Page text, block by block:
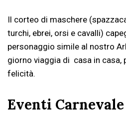
Il corteo di maschere
turchi, ebrei, orsi e cavalli)
personaggio simile al nostro
giorno viaggia di casa in casa,
felicità.
Eventi Carnevale